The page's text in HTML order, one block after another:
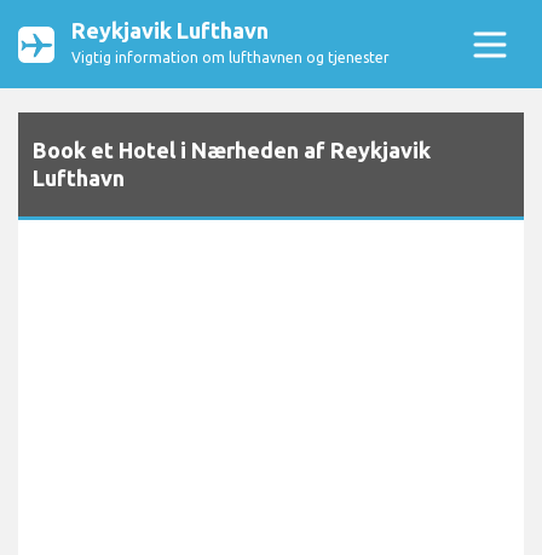
Reykjavik Lufthavn
Vigtig information om lufthavnen og tjenester
Book et Hotel i Nærheden af Reykjavik
Lufthavn